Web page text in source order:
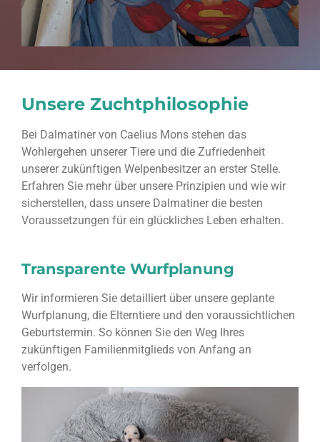
Unsere Zuchtphilosophie
Bei Dalmatiner von Caelius Mons stehen das
Wohlergehen unserer Tiere und die Zufriedenheit
unserer zukünftigen Welpenbesitzer an erster Stelle.
Erfahren Sie mehr über unsere Prinzipien und wie wir
sicherstellen, dass unsere Dalmatiner die besten
Voraussetzungen für ein glückliches Leben erhalten.
Transparente Wurfplanung
Wir informieren Sie detailliert über unsere geplante
Wurfplanung, die Elterntiere und den voraussichtlichen
Geburtstermin. So können Sie den Weg Ihres
zukünftigen Familienmitglieds von Anfang an
verfolgen.